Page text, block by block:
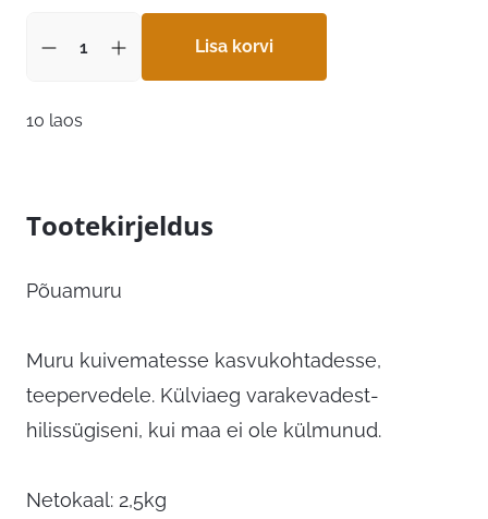
oli:
29,35 €.
on:
20,55 €.
Lisa korvi
10 laos
Tootekirjeldus
Põuamuru
Muru kuivematesse kasvukohtadesse,
teepervedele. Külviaeg varakevadest-
hilissügiseni, kui maa ei ole külmunud.
Netokaal: 2,5kg